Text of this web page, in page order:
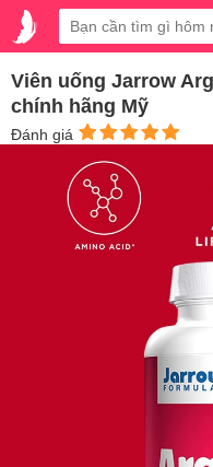
Viên uống Jarrow
chính hãng Mỹ
Đánh giá